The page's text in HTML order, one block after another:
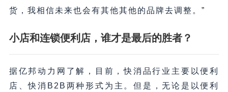
货，我相信未来也会有其他其他的品牌去调整。”
小店和连锁便利店，谁才是最后的胜者？
据亿邦动力网了解，目前，快消品行业主要以便利
店、快消B2B两种形式为主。但是，无论是以便利